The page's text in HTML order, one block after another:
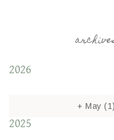
2026
+ May(1)
2025